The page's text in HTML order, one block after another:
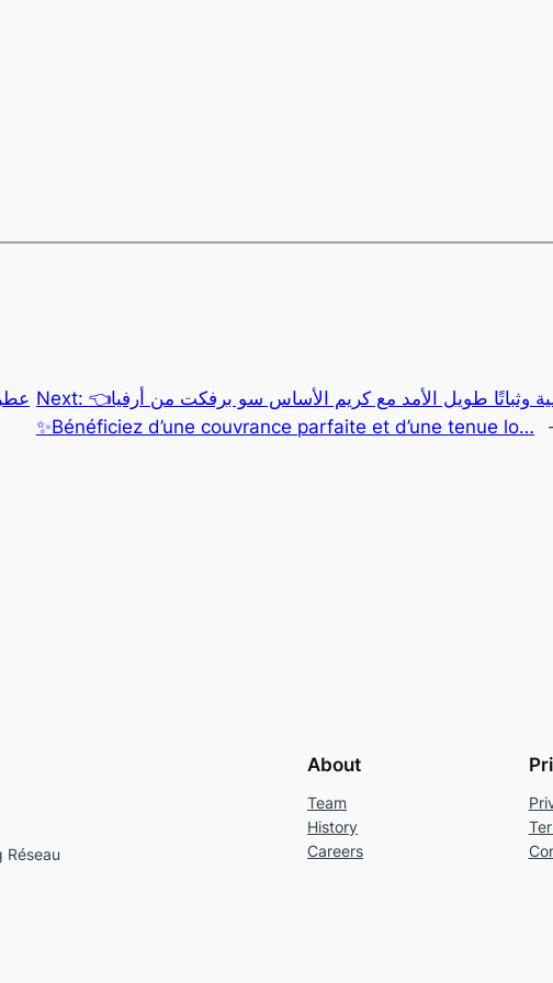
Next: 👈تمتعي تغطية مثالية وثباتًا طويل الأمد مع كريم الأساس سو برفكت من أرفيا😍🥰
✨Bénéficiez d’une couvrance parfaite et d’une tenue lo…
Réseau
About
Team
History
Careers